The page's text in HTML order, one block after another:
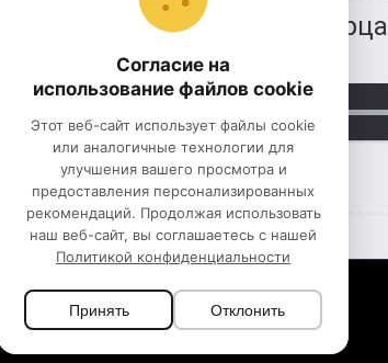
голос обыкновенного скворца
Звуки скворцов
К СКАЧИВАНИЮ
Согласие на
использование файлов cookie
Этот веб-сайт использует файлы cookie
или аналогичные технологии для
улучшения вашего просмотра и
предоставления персонализированных
рекомендаций. Продолжая использовать
наш веб-сайт, вы соглашаетесь с нашей
Политикой конфиденциальности
Принять Отклонить